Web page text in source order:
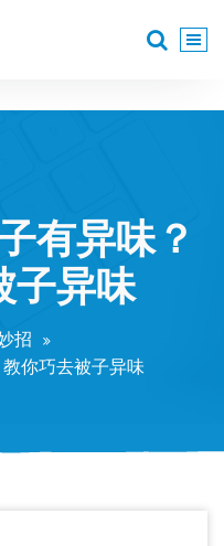
有异味？
子异味
招
你巧去被子异味